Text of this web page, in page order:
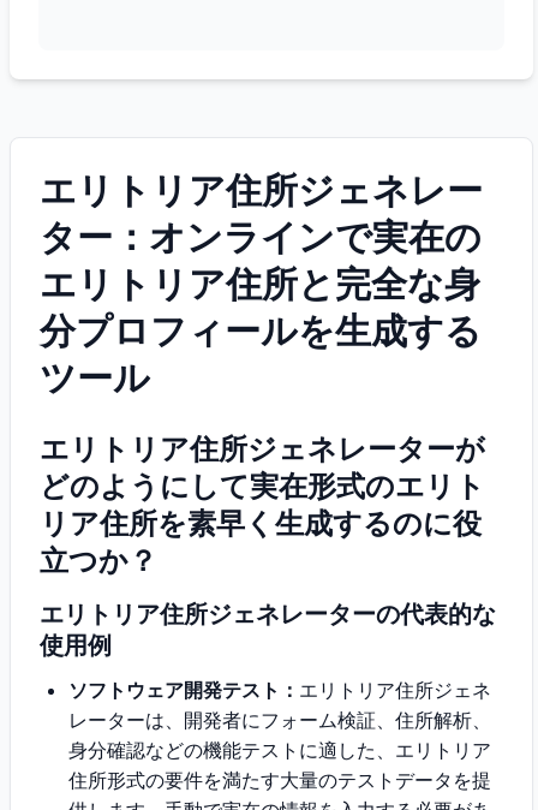
エリトリア住所ジェネレー
ター：オンラインで実在の
エリトリア住所と完全な身
分プロフィールを生成する
ツール
エリトリア住所ジェネレーターが
どのようにして実在形式のエリト
リア住所を素早く生成するのに役
立つか？
エリトリア住所ジェネレーターの代表的な
使用例
ソフトウェア開発テスト： エリトリア住所ジェネ
レーターは、開発者にフォーム検証、住所解析、
身分確認などの機能テストに適した、エリトリア
住所形式の要件を満たす大量のテストデータを提